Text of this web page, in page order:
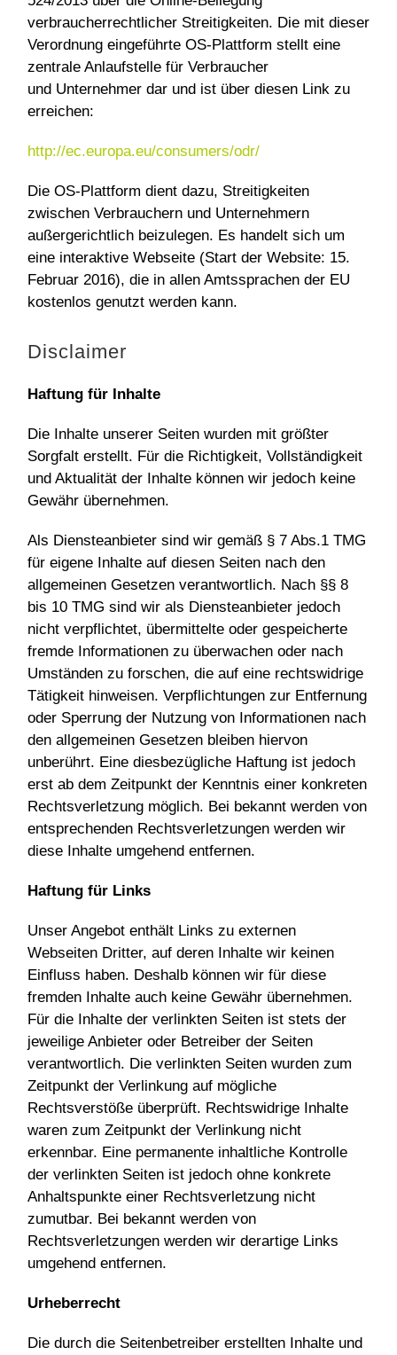
verbraucherrechtlicher Streitigkeiten. Die mit dieser
Verordnung eingeführte OS-Plattform stellt eine
zentrale Anlaufstelle für Verbraucher
und Unternehmer dar und ist über diesen Link zu
erreichen:
http://ec.europa.eu/consumers/odr/
Die OS-Plattform dient dazu, Streitigkeiten
zwischen Verbrauchern und Unternehmern
außergerichtlich beizulegen. Es handelt sich um
eine interaktive Webseite (Start der Website: 15.
Februar 2016), die in allen Amtssprachen der EU
kostenlos genutzt werden kann.
Disclaimer
Haftung für Inhalte
Die Inhalte unserer Seiten wurden mit größter
Sorgfalt erstellt. Für die Richtigkeit, Vollständigkeit
und Aktualität der Inhalte können wir jedoch keine
Gewähr übernehmen.
Als Diensteanbieter sind wir gemäß § 7 Abs.1 TMG
für eigene Inhalte auf diesen Seiten nach den
allgemeinen Gesetzen verantwortlich. Nach §§ 8
bis 10 TMG sind wir als Diensteanbieter jedoch
nicht verpflichtet, übermittelte oder gespeicherte
fremde Informationen zu überwachen oder nach
Umständen zu forschen, die auf eine rechtswidrige
Tätigkeit hinweisen. Verpflichtungen zur Entfernung
oder Sperrung der Nutzung von Informationen nach
den allgemeinen Gesetzen bleiben hiervon
unberührt. Eine diesbezügliche Haftung ist jedoch
erst ab dem Zeitpunkt der Kenntnis einer konkreten
Rechtsverletzung möglich. Bei bekannt werden von
entsprechenden Rechtsverletzungen werden wir
diese Inhalte umgehend entfernen.
Haftung für Links
Unser Angebot enthält Links zu externen
Webseiten Dritter, auf deren Inhalte wir keinen
Einfluss haben. Deshalb können wir für diese
fremden Inhalte auch keine Gewähr übernehmen.
Für die Inhalte der verlinkten Seiten ist stets der
jeweilige Anbieter oder Betreiber der Seiten
verantwortlich. Die verlinkten Seiten wurden zum
Zeitpunkt der Verlinkung auf mögliche
Rechtsverstöße überprüft. Rechtswidrige Inhalte
waren zum Zeitpunkt der Verlinkung nicht
erkennbar. Eine permanente inhaltliche Kontrolle
der verlinkten Seiten ist jedoch ohne konkrete
Anhaltspunkte einer Rechtsverletzung nicht
zumutbar. Bei bekannt werden von
Rechtsverletzungen werden wir derartige Links
umgehend entfernen.
Urheberrecht
Die durch die Seitenbetreiber erstellten Inhalte und